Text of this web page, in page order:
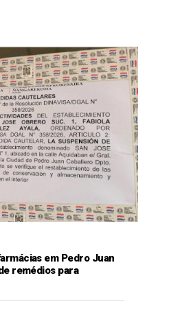
em Pedro Juan
remédios para